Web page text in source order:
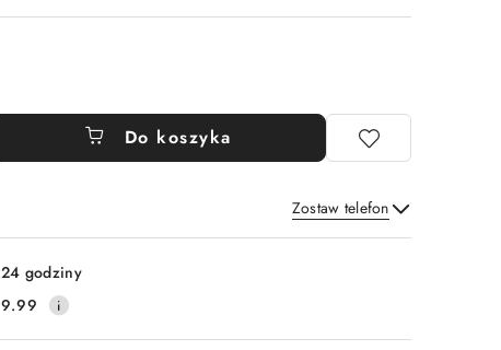
Do koszyka
Zostaw telefon
Wyślij
24 godziny
9.99